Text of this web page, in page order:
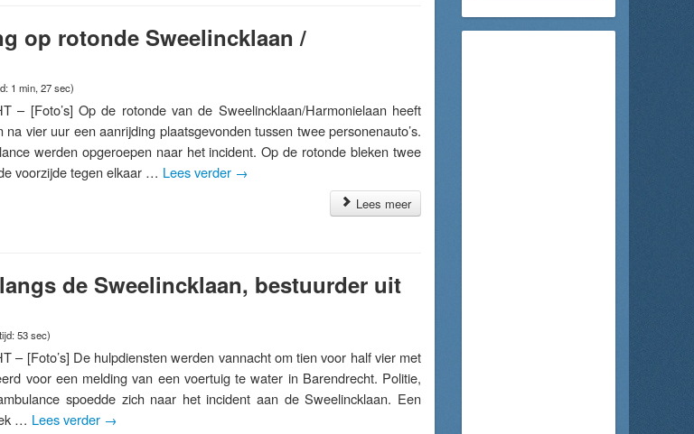
op rotonde Sweelincklaan /
1 min, 27 sec)
– [Foto’s] Op de rotonde van de Sweelincklaan/Harmonielaan heeft
na vier uur een aanrijding plaatsgevonden tussen twee personenauto’s.
werden opgeroepen naar het incident. Op de rotonde bleken twee
voorzijde tegen elkaar … Lees verder →
Lees meer
de Sweelincklaan, bestuurder uit
53 sec)
– [Foto’s] De hulpdiensten werden vannacht om tien voor half vier met
voor een melding van een voertuig te water in Barendrecht. Politie,
spoedde zich naar het incident aan de Sweelincklaan. Een
… Lees verder →